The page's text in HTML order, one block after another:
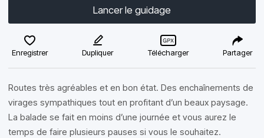
Lancer le guidage
Enregistrer Dupliquer Télécharger Partager
Routes très agréables et en bon état. Des enchaînements de
virages sympathiques tout en profitant d’un beaux paysage.
La balade se fait en moins d’une journée et vous aurez le
temps de faire plusieurs pauses si vous le souhaitez.